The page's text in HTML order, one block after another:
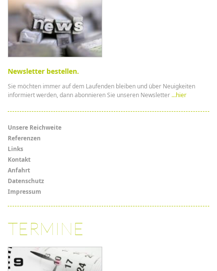
Newsletter bestellen.
Sie möchten immer auf dem Laufenden bleiben und über Neuigkeiten
informiert werden, dann abonnieren Sie unseren Newsletter ...hier
Menü
Links
Unsere Reichweite
Referenzen
Links
Kontakt
Anfahrt
Datenschutz
Impressum
TERMINE